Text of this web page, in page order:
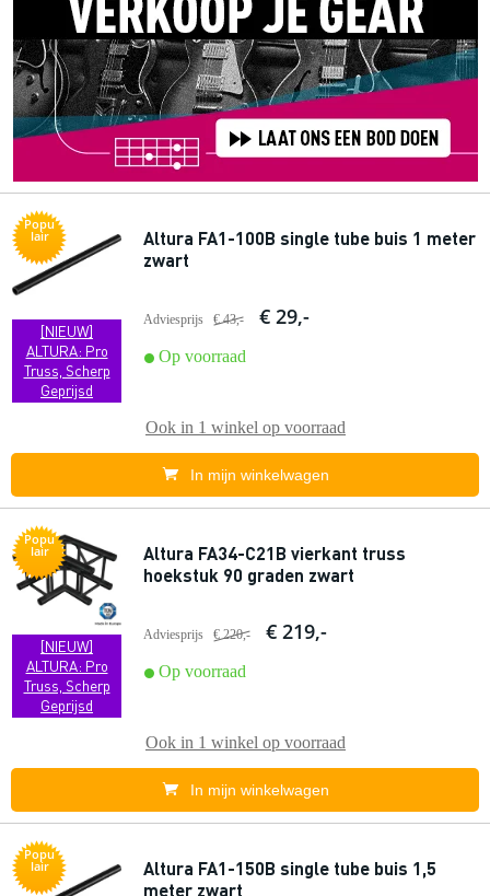
Popu
lair
[NIEUW]
ALTURA: Pro
Truss, Scherp
Geprijsd
Altura FA1-100B single tube buis 1 meter
zwart
Adviesprijs € 43,- € 29,-
Op voorraad
Ook in 1 winkel op voorraad
In mijn winkelwagen
Popu
lair
[NIEUW]
ALTURA: Pro
Truss, Scherp
Geprijsd
Altura FA34-C21B vierkant truss
hoekstuk 90 graden zwart
Adviesprijs € 220,- € 219,-
Op voorraad
Ook in 1 winkel op voorraad
In mijn winkelwagen
Popu
lair
Altura FA1-150B single tube buis 1,5
meter zwart